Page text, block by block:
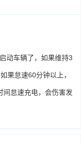
动车辆了，如果维持3
果怠速60分钟以上，
间怠速充电，会伤害发